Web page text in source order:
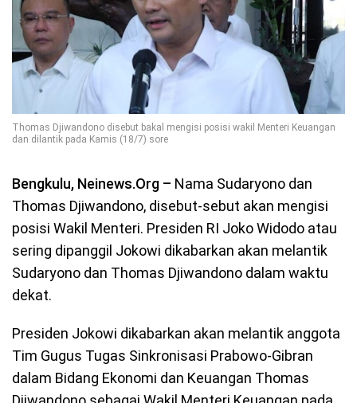
Thomas Djiwandono disebut bakal mengisi posisi wakil Menteri Keuangan
dan dilantik pada Kamis (18/7) sore
Bengkulu, Neinews.Org – Nama Sudaryono dan
Thomas Djiwandono, disebut-sebut akan mengisi
posisi Wakil Menteri. Presiden RI Joko Widodo atau
sering dipanggil Jokowi dikabarkan akan melantik
Sudaryono dan Thomas Djiwandono dalam waktu
dekat.
Presiden Jokowi dikabarkan akan melantik anggota
Tim Gugus Tugas Sinkronisasi Prabowo-Gibran
dalam Bidang Ekonomi dan Keuangan Thomas